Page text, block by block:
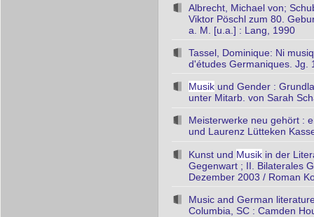
Albrecht, Michael von;
Viktor Pöschl zum 80.
a. M. [u.a.] : Lang, 1990
Tassel, Dominique: Ni
d'études Germaniques. Jg.
Musik und Gender :
unter Mitarb. von Sarah
Meisterwerke neu gehört :
und Laurenz Lütteken
Kunst und Musik in der
Gegenwart ; II. Bilaterales
Dezember 2003 / Roman
Music and German
Columbia, SC : Camden